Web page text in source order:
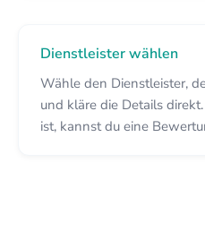
Dienstleister wählen
Wähle den Dienstleister,
und kläre die Details
ist, kannst du eine